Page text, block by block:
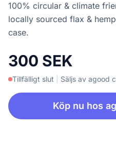
100% circular & climate
locally sourced flax &
case.
300 SEK
Tillfälligt slut Säljs av agood
Köp nu hos